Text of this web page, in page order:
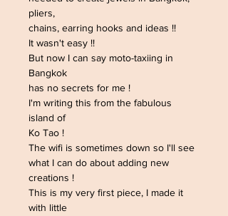
pliers,
chains, earring hooks and ideas !!
It wasn't easy !!
But now I can say moto-taxiing in
Bangkok
has no secrets for me !
I'm writing this from the fabulous
island of
Ko Tao !
The wifi is sometimes down so I'll see
what I can do about adding new
creations !
This is my very first piece, I made it
with little